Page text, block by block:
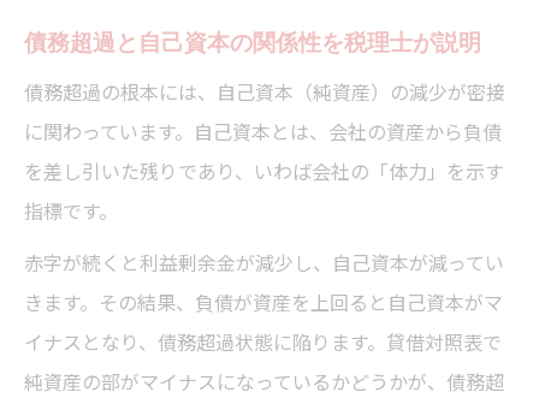
債務超過と自己資本の関係性を税理士が説明
債務超過の根本には、自己資本（純資産）の減少が密接
に関わっています。自己資本とは、会社の資産から負債
を差し引いた残りであり、いわば会社の「体力」を示す
指標です。
赤字が続くと利益剰余金が減少し、自己資本が減ってい
きます。その結果、負債が資産を上回ると自己資本がマ
イナスとなり、債務超過状態に陥ります。貸借対照表で
純資産の部がマイナスになっているかどうかが、債務超